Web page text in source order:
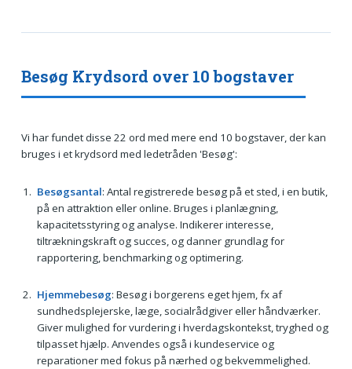
Besøg Krydsord over 10 bogstaver
Vi har fundet disse 22 ord med mere end 10 bogstaver, der kan
bruges i et krydsord med ledetråden 'Besøg':
Besøgsantal: Antal registrerede besøg på et sted, i en butik,
på en attraktion eller online. Bruges i planlægning,
kapacitetsstyring og analyse. Indikerer interesse,
tiltrækningskraft og succes, og danner grundlag for
rapportering, benchmarking og optimering.
Hjemmebesøg: Besøg i borgerens eget hjem, fx af
sundhedsplejerske, læge, socialrådgiver eller håndværker.
Giver mulighed for vurdering i hverdagskontekst, tryghed og
tilpasset hjælp. Anvendes også i kundeservice og
reparationer med fokus på nærhed og bekvemmelighed.